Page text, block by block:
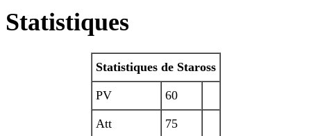
Statistiques
Statistiques de Staross
PV 60
Att 75